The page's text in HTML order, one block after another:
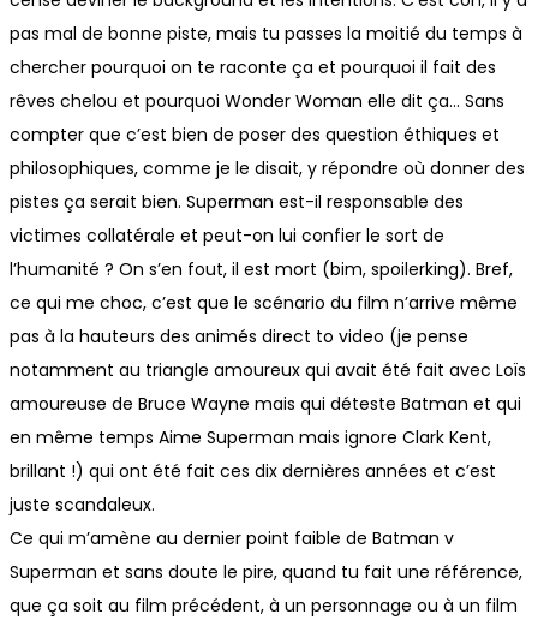
pas mal de bonne piste, mais tu passes la moitié du temps à
chercher pourquoi on te raconte ça et pourquoi il fait des
rêves chelou et pourquoi Wonder Woman elle dit ça… Sans
compter que c’est bien de poser des question éthiques et
philosophiques, comme je le disait, y répondre où donner des
pistes ça serait bien. Superman est-il responsable des
victimes collatérale et peut-on lui confier le sort de
l’humanité ? On s’en fout, il est mort (bim, spoilerking). Bref,
ce qui me choc, c’est que le scénario du film n’arrive même
pas à la hauteurs des animés direct to video (je pense
notamment au triangle amoureux qui avait été fait avec Loïs
amoureuse de Bruce Wayne mais qui déteste Batman et qui
en même temps Aime Superman mais ignore Clark Kent,
brillant !) qui ont été fait ces dix dernières années et c’est
juste scandaleux.
Ce qui m’amène au dernier point faible de Batman v
Superman et sans doute le pire, quand tu fait une référence,
que ça soit au film précédent, à un personnage ou à un film